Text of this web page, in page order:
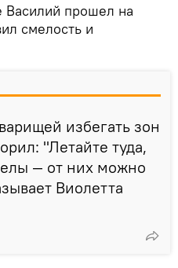
прошел на
смелость и
избегать зон
"Летайте туда,
— от них можно
Виолетта